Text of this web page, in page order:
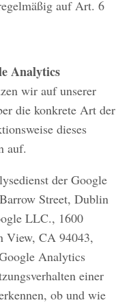
auf Art. 6
Analytics
wir auf unserer
die konkrete Art der
dieses
auf.
der Google
Street, Dublin
LLC., 1600
View, CA 94043,
Analytics
einer
ob und wie